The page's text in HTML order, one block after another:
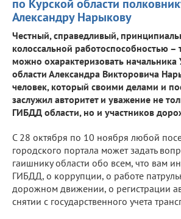
по Курской области
Александру Нарыкову
Честный, справедливый,
колоссальной работоспособностью –
можно охарактеризовать
области Александра Викторовича
человек, который своими делами и
заслужил авторитет и уважение не
ГИБДД области, но и участников
С 28 октября по 10 ноября любой
городского портала может задать
гаишнику области обо всем, что вам
ГИБДД, о коррупции, о работе
дорожном движении, о регистрации
снятии с государственного учета